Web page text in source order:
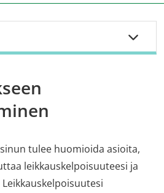
tulee huomioida asioita,
leikkauskelpoisuuteesi ja